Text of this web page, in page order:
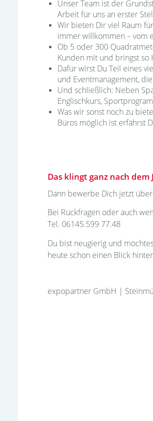
Unser Team ist der
Arbeit für uns an erster
Wir bieten Dir viel Raum
immer willkommen – vom
Ob 5 oder 300
Kunden mit und bringst so
Dafür wirst Du Teil eines
und Eventmanagement,
Und schließlich: Neben
Englischkurs,
Was wir sonst noch zu
Büros möglich ist erfährst
Das klingt ganz nach
Dann bewerbe Dich jetzt
Bei Rückfragen oder auch
Tel. 06145.599 77.48
Du bist neugierig und
heute schon einen Blick
expopartner GmbH |